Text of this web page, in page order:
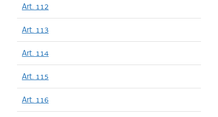
Art. 112
Art. 113
Art. 114
Art. 115
Art. 116